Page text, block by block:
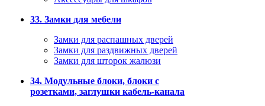
33. Замки для мебели
Замки для распашных дверей
Замки для раздвижных дверей
Замки для шторок жалюзи
34. Модульные блоки, блоки с
розетками, заглушки кабель-канала